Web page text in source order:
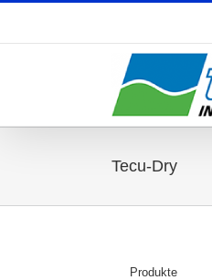
springen
Tecu-Dry
Produkte